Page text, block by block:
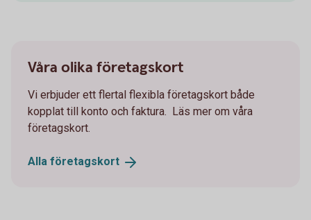
Våra olika företagskort
Vi erbjuder ett flertal flexibla företagskort både
kopplat till konto och faktura. Läs mer om våra
företagskort.
Alla företagskort